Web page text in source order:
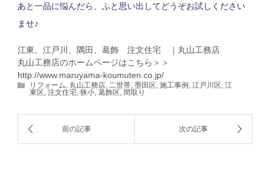
あと一品に悩んだら、ふと思い出してどうぞお試しください
ませ♪
江東、江戸川、隅田、葛飾 注文住宅 ｜丸山工務店
丸山工務店のホームページはこちら＞＞
http://www.maruyama-koumuten.co.jp/
リフォーム 丸山工務店 二世帯 墨田区 施工事例 江戸川区 江
東区 注文住宅 狭小 葛飾区 間取り